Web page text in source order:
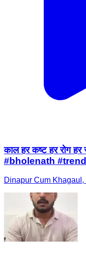
काल हर कष्ट हर रोग
#bholenath
Dinapur Cum